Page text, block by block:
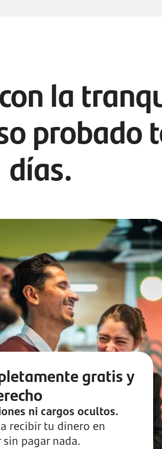
la
probado
días.
gratis y
ni cargos ocultos.
recibir tu dinero en
sin pagar nada.